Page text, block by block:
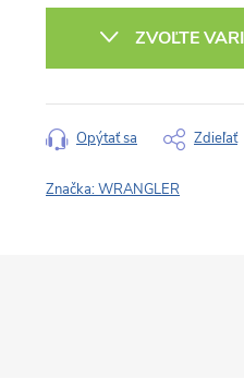
ZVOĽTE
Opýtať sa Zdieľať
Značka:WRANGLER